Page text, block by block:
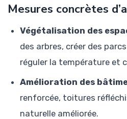
Mesures concrètes
Végétalisation des
des arbres, créer des
réguler la température et
Amélioration des
renforcée, toitures
naturelle améliorée.